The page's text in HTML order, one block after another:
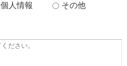
個人情報 その他